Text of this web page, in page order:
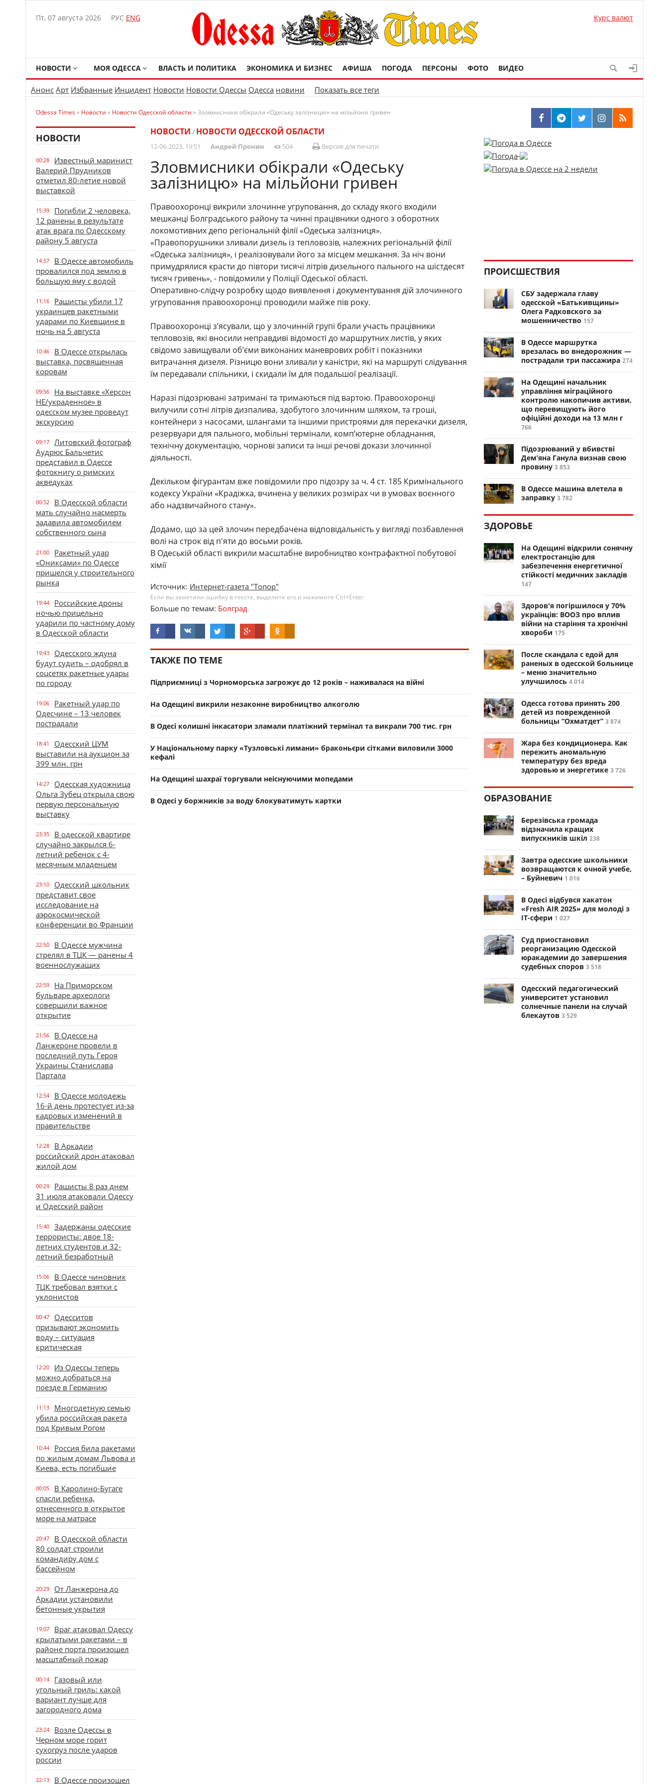
Пт, 07 августа 2026 РУС ENG Курс валют
НОВОСТИ МОЯ ОДЕССА ВЛАСТЬ И ПОЛИТИКА ЭКОНОМИКА И БИЗНЕС АФИША ПОГОДА ПЕРСОНЫ ФОТО ВИДЕО
Анонс Арт Избранные Инцидент Новости Новости Одессы Одесса новини Показать все теги
Odessa Times» Новости » Новости Одесской области » Зловмисники обікрали «Одеську залізницю» на мільйони гривен
НОВОСТИ
00:28
Известный маринист
Валерий Прудников
отметил 80-летие новой
выставкой
15:39
Погибли 2 человека,
12 ранены в результате
атак врага по Одесскому
району 5 августа
14:57
В Одессе автомобиль
провалился под землю в
большую яму с водой
11:16
Рашисты убили 17
украинцев ракетными
ударами по Киевщине в
ночь на 5 августа
10:46
В Одессе открылась
выставка, посвященная
коровам
09:56
На выставке «Херсон
НЕ/украденное» в
одесском музее проведут
экскурсию
09:17
Литовский фотограф
Аудрюс Бальчетис
представил в Одессе
фотокнигу о римских
акведуках
00:52
В Одесской области
мать случайно насмерть
задавила автомобилем
собственного сына
21:00
Ракетный удар
«Ониксами» по Одессе
пришелся у строительного
рынка
19:44
Российские дроны
ночью прицельно
ударили по частному дому
в Одесской области
19:43
Одесского ждуна
будут судить – одобрял в
соцсетях ракетные удары
по городу
19:06
Ракетный удар по
Одесчине – 13 человек
пострадали
18:41
Одесский ЦУМ
выставили на аукцион за
399 млн. грн
14:27
Одесская художница
Ольга Зубец открыла свою
первую персональную
выставку
23:35
В одесской квартире
случайно закрылся 6-
летний ребенок с 4-
месячным младенцем
23:10
Одесский школьник
представит свое
исследование на
аэрокосмической
конференции во Франции
22:50
В Одессе мужчина
стрелял в ТЦК — ранены 4
военнослужащих
22:59
На Приморском
бульваре археологи
совершили важное
открытие
21:56
В Одессе на
Ланжероне провели в
последний путь Героя
Украины Станислава
Партала
12:54
В Одессе молодежь
16-й день протестует из-за
кадровых изменений в
правительстве
12:28
В Аркадии
российский дрон атаковал
жилой дом
00:29
Рашисты 8 раз днем
31 июля атаковали Одессу
и Одесский район
15:40
Задержаны одесские
террористы: двое 18-
летних студентов и 32-
летний безработный
15:06
В Одессе чиновник
ТЦК требовал взятки с
уклонистов
00:47
Одесситов
призывают экономить
воду – ситуация
критическая
12:20
Из Одессы теперь
можно добраться на
поезде в Германию
11:13
Многодетную семью
убила российская ракета
под Кривым Рогом
10:44
Россия била ракетами
по жилым домам Львова и
Киева, есть погибшие
00:05
В Каролино-Бугаге
спасли ребенка,
отнесенного в открытое
море на матрасе
20:47
В Одесской области
80 солдат строили
командиру дом с
бассейном
20:29
От Ланжерона до
Аркадии установили
бетонные укрытия
19:07
Враг атаковал Одессу
крылатыми ракетами – в
районе порта произошел
масштабный пожар
00:14
Газовый или
угольный гриль: какой
вариант лучше для
загородного дома
23:24
Возле Одессы в
Черном море горит
сухогруз после ударов
россии
22:13 В Одессе произошел
НОВОСТИ / НОВОСТИ ОДЕССКОЙ ОБЛАСТИ
12-06-2023, 19:51 Андрей Пронин 504 Версия для печати
Зловмисники обікрали «Одеську
залізницю» на мільйони гривен
Правоохоронці викрили злочинне угруповання, до складу якого входили
мешканці Болградського району та чинні працівники одного з оборотних
локомотивних депо регіональній філії «Одеська залізниця».
«Правопорушники зливали дизель із тепловозів, належних регіональній філії
«Одеська залізниця», і реалізовували його за місцем мешкання. За ніч вони
примудрялися красти до півтори тисячі літрів дизельного пального на шістдесят
тисяч гривень», - повідомили у Поліції Одеської області.
Оперативно-слідчу розробку щодо виявлення і документування дій злочинного
угруповання правоохоронці проводили майже пів року.
Правоохоронці з’ясували, що у злочинній групі брали участь працівники
тепловозів, які вносили неправдиві відомості до маршрутних листів, у яких
свідомо завищували об’єми виконаних маневрових робіт і показники
витрачання дизеля. Різницю вони зливали у каністри, які на маршруті слідування
їм передавали спільники, і скидали їм для подальшої реалізації.
Наразі підозрювані затримані та тримаються під вартою. Правоохоронці
вилучили сотні літрів дизпалива, здобутого злочинним шляхом, та гроші,
контейнери з насосами, шлангами та іншими пристроями для перекачки дизеля,
резервуари для пального, мобільні термінали, комп’ютерне обладнання,
технічну документацію, чорнові записи та інші речові докази злочинної
діяльності.
Декільком фігурантам вже повідомили про підозру за ч. 4 ст. 185 Кримінального
кодексу України «Крадіжка, вчинена у великих розмірах чи в умовах воєнного
або надзвичайного стану».
Додамо, що за цей злочин передбачена відповідальність у вигляді позбавлення
волі на строк від п'яти до восьми років.
В Одеській області викрили масштабне виробництво контрафактної побутової
хімії
Источник: Интернет-газета "Топор"
Если вы заметили ошибку в тексте, выделите его и нажимите Ctrl+Enter
Больше по темам: Болград
ТАКЖЕ ПО ТЕМЕ
Підприємниці з Чорноморська загрожує до 12 років – наживалася на війні
На Одещині викрили незаконне виробництво алкоголю
В Одесі колишні інкасатори зламали платіжний термінал та викрали 700 тис. грн
У Національному парку «Тузловські лимани» браконьєри сітками виловили 3000
кефалі
На Одещині шахраї торгували неіснуючими мопедами
В Одесі у боржників за воду блокуватимуть картки
ПРОИСШЕСТВИЯ
СБУ задержала главу
одесской «Батькивщины»
Олега Радковского за
мошенничество 157
В Одессе маршрутка
врезалась во внедорожник —
пострадали три пассажира 274
На Одещині начальник
управління міграційного
контролю накопичив активи,
що перевищують його
офіційні доходи на 13 млн г
766
Підозрюваний у вбивстві
Дем’яна Ганула визнав свою
провину 3 853
В Одессе машина влетела в
заправку 3 782
ЗДОРОВЬЕ
На Одещині відкрили сонячну
електростанцію для
забезпечення енергетичної
стійкості медичних закладів
147
Здоров'я погіршилося у 70%
українців: ВООЗ про вплив
війни на старіння та хронічні
хвороби 175
После скандала с едой для
раненых в одесской больнице
– меню значительно
улучшилось 4 014
Одесса готова принять 200
детей из поврежденной
больницы “Охматдет” 3 874
Жара без кондиционера. Как
пережить аномальную
температуру без вреда
здоровью и энергетике 3 726
ОБРАЗОВАНИЕ
Березівська громада
відзначила кращих
випускників шкіл 238
Завтра одесские школьники
возвращаются к очной учебе,
– Буйневич 1 016
В Одесі відбувся хакатон
«Fresh AIR 2025» для молоді з
ІТ-сфери 1 027
Суд приостановил
реорганизацию Одесской
юракадемии до завершения
судебных споров 3 518
Одесский педагогический
университет установил
солнечные панели на случай
блекаутов 3 529